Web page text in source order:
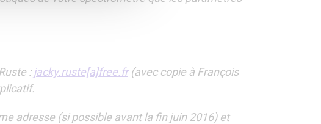
: jacky.ruste[a]free.fr(avec copie à François
adresse (si possible avant la fin juin 2016) et